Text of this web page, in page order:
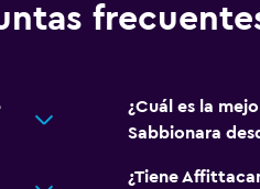
Armario o clóset
Sistema de
TV de pantalla
TV por cable o vía
¿Cuál es la
Sabbionara
¿Tiene